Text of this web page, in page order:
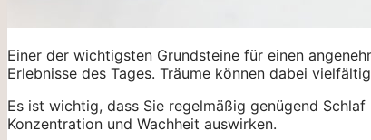
Einer der wichtigsten Grundsteine für einen
Erlebnisse des Tages. Träume können dabei
Es ist wichtig, dass Sie regelmäßig genügend
Konzentration und Wachheit auswirken.